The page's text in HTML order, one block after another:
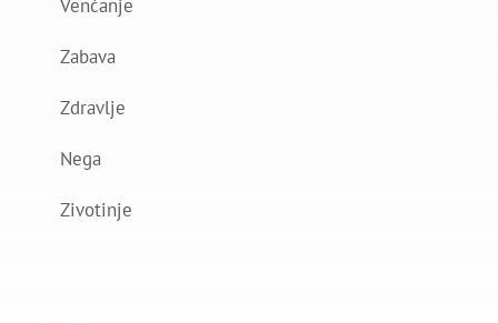
Venčanje
Zabava
Zdravlje
Nega
Zivotinje